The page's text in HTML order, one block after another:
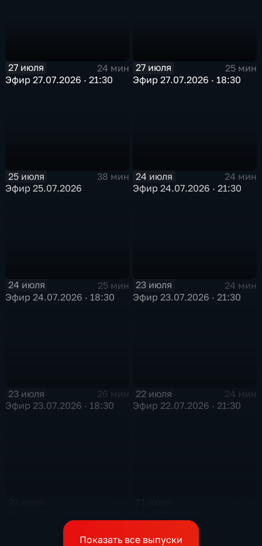
27 июля
24 мин
Эфир 27.07.2026 · 21:30
27 июля
25 мин
Эфир 27.07.2026 · 18:30
25 июля
38 мин
Эфир 25.07.2026
24 июля
24 мин
Эфир 24.07.2026 · 21:30
24 июля
25 мин
Эфир 24.07.2026 · 18:30
23 июля
24 мин
Эфир 23.07.2026 · 21:30
23 июля
26 мин
Эфир 23.07.2026 · 18:30
22 июля
24 мин
Эфир 22.07.2026 · 21:30
Показать все выпуски